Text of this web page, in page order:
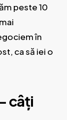
peste 10
în
ca să iei o
câți